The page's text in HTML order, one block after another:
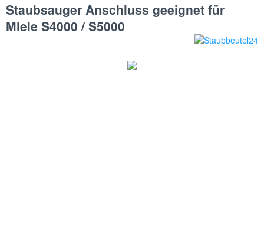
Staubsauger Anschluss geeignet für
Miele S4000 / S5000